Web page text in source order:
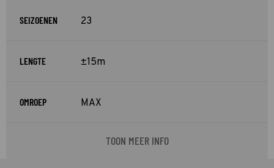
SEIZOENEN 23
LENGTE ±15m
OMROEP MAX
TOON MEER INFO